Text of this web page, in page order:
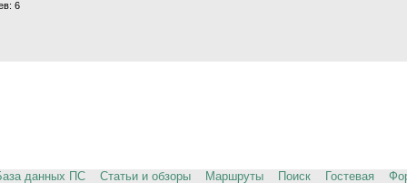
6
данных ПС Статьи и обзоры Маршруты Поиск Гостевая